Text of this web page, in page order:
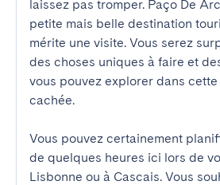
laissez pas tromper. Paço De
petite mais belle destination
mérite une visite. Vous serez
des choses uniques à faire et
vous pouvez explorer dans
cachée.
Vous pouvez certainement
de quelques heures ici lors de
Lisbonne ou à Cascais. Vous